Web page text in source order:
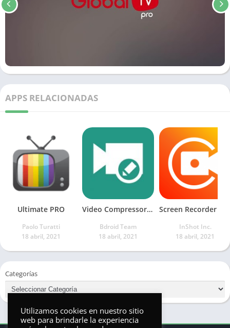
APPS RELACIONADAS
Ultimate PRO
Paolo Turatti
18 abril, 2021
Video Compressor – Video to MP3 Converter
Bdroid Team
18 abril, 2021
InShot Inc.
18 abril, 2021
Categorías
Utilizamos cookies en nuestro sitio
web para brindarle la experiencia